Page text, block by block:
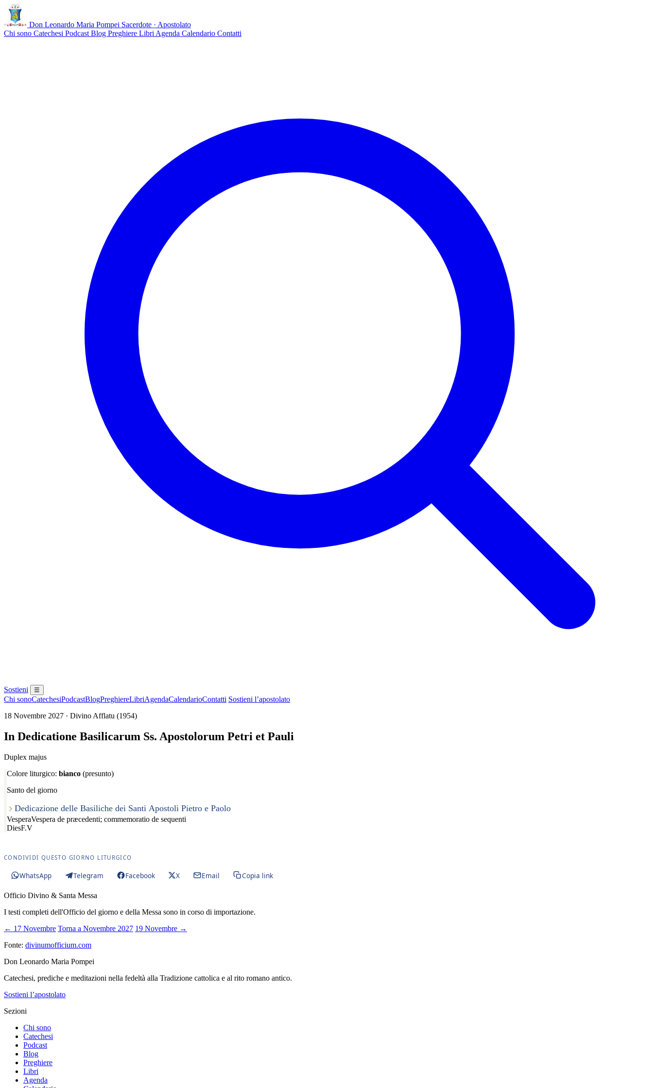
Don Leonardo Maria Pompei Sacerdote · Apostolato
Chi sono Catechesi Podcast Blog Preghiere Libri Agenda Calendario Contatti
Sostieni ☰
Chi sonoCatechesiPodcastBlogPreghiereLibriAgendaCalendarioContatti Sostieni l’apostolato
18 Novembre 2027 · Divino Afflatu (1954)
In Dedicatione Basilicarum Ss. Apostolorum Petri et Pauli
Duplex majus
Colore liturgico: bianco (presunto)
Santo del giorno
Dedicazione delle Basiliche dei Santi Apostoli Pietro e Paolo
VesperaVespera de præcedenti; commemoratio de sequenti
DiesF.V
CONDIVIDI QUESTO GIORNO LITURGICO
WhatsApp Telegram Facebook X Email Copia link
Officio Divino & Santa Messa
I testi completi dell'Officio del giorno e della Messa sono in corso di importazione.
← 17 Novembre Torna a Novembre 2027 19 Novembre →
Fonte: divinumofficium.com
Don Leonardo Maria Pompei
Catechesi, prediche e meditazioni nella fedeltà alla Tradizione cattolica e al rito romano antico.
Sostieni l’apostolato
Sezioni
Chi sono
Catechesi
Podcast
Blog
Preghiere
Libri
Agenda